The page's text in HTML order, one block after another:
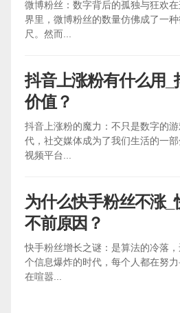
微博粉丝：数字背后的孤独与狂欢
界里，微博粉丝的数量仿佛成了一
尺。然而...
抖音上涨粉有什么用_
价值？
抖音上涨粉的魔力：不只是数字的
代，社交媒体成为了我们生活的一
视频平台...
为什么快手粉丝不涨_
不前原因？
快手粉丝增长之谜：是算法的冷落
个信息爆炸的时代，每个人都在努
在喧嚣...